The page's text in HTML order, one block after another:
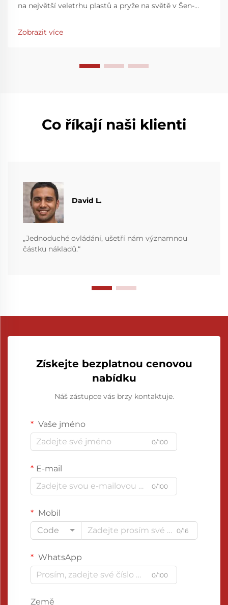
na největší veletrhu plastů a pryže na světě v Šen-
nás na stánku 7Y81, hala 7. Zjistěte více ještě dnes.
Zobrazit více
Co říkají naši klienti
David L.
„Jednoduché ovládání, ušetří nám významnou
částku nákladů.“
Získejte bezplatnou cenovou
nabídku
Náš zástupce vás brzy kontaktuje.
Vaše jméno
0/100
E-mail
0/100
Mobil
Code
0/16
WhatsApp
0/100
Země